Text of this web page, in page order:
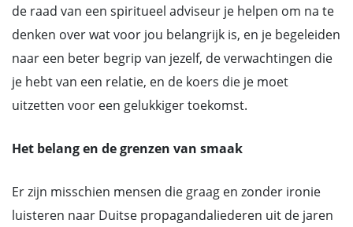
de raad van een spiritueel adviseur je helpen om na te
denken over wat voor jou belangrijk is, en je begeleiden
naar een beter begrip van jezelf, de verwachtingen die
je hebt van een relatie, en de koers die je moet
uitzetten voor een gelukkiger toekomst.
Het belang en de grenzen van smaak
Er zijn misschien mensen die graag en zonder ironie
luisteren naar Duitse propagandaliederen uit de jaren